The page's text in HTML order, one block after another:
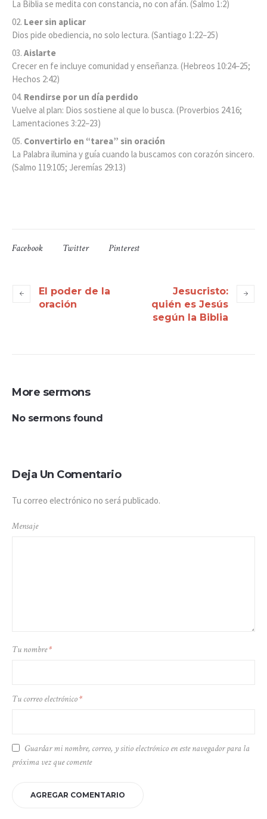
La Biblia se medita con constancia, no con afán. (Salmo 1:2)
Leer sin aplicar
Dios pide obediencia, no solo lectura. (Santiago 1:22–25)
Aislarte
Crecer en fe incluye comunidad y enseñanza. (Hebreos 10:24–25;
Hechos 2:42)
Rendirse por un día perdido
Vuelve al plan: Dios sostiene al que lo busca. (Proverbios 24:16;
Lamentaciones 3:22–23)
Convertirlo en “tarea” sin oración
La Palabra ilumina y guía cuando la buscamos con corazón sincero.
(Salmo 119:105; Jeremías 29:13)
Facebook Twitter Pinterest
El poder de la
oración
Jesucristo:
quién es Jesús
según la Biblia
More sermons
No sermons found
Deja Un Comentario
Tu correo electrónico no será publicado.
Mensaje
Tu nombre*
Tu correo electrónico*
Guardar mi nombre, correo, y sitio electrónico en este navegador para la
próxima vez que comente